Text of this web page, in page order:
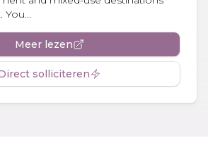
You...
Meer lezen
solliciteren